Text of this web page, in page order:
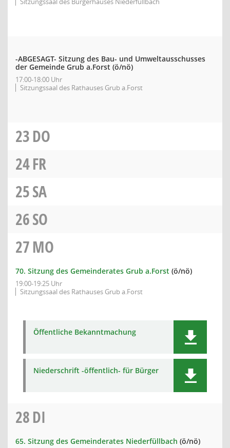
-ABGESAGT- Sitzung des Bau- und Umweltausschusses
der Gemeinde Grub a.Forst (ö/nö)
17:00-18:00 Uhr
Sitzungssaal des Rathauses Grub a.Forst
23DO
24FR
25SA
26SO
27MO
70. Sitzung des Gemeinderates Grub a.Forst (ö/nö)
19:00-19:25 Uhr
Sitzungssaal des Rathauses Grub a.Forst
Öffentliche Bekanntmachung
Niederschrift -öffentlich- für Bürger
28DI
65. Sitzung des Gemeinderates Niederfüllbach (ö/nö)